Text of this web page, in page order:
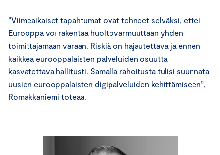
”Viimeaikaiset tapahtumat ovat tehneet selväksi, ettei
Eurooppa voi rakentaa huoltovarmuuttaan yhden
toimittajamaan varaan. Riskiä on hajautettava ja ennen
kaikkea eurooppalaisten palveluiden osuutta
kasvatettava hallitusti. Samalla rahoitusta tulisi suunnata
uusien eurooppalaisten digipalveluiden kehittämiseen”,
Romakkaniemi toteaa.